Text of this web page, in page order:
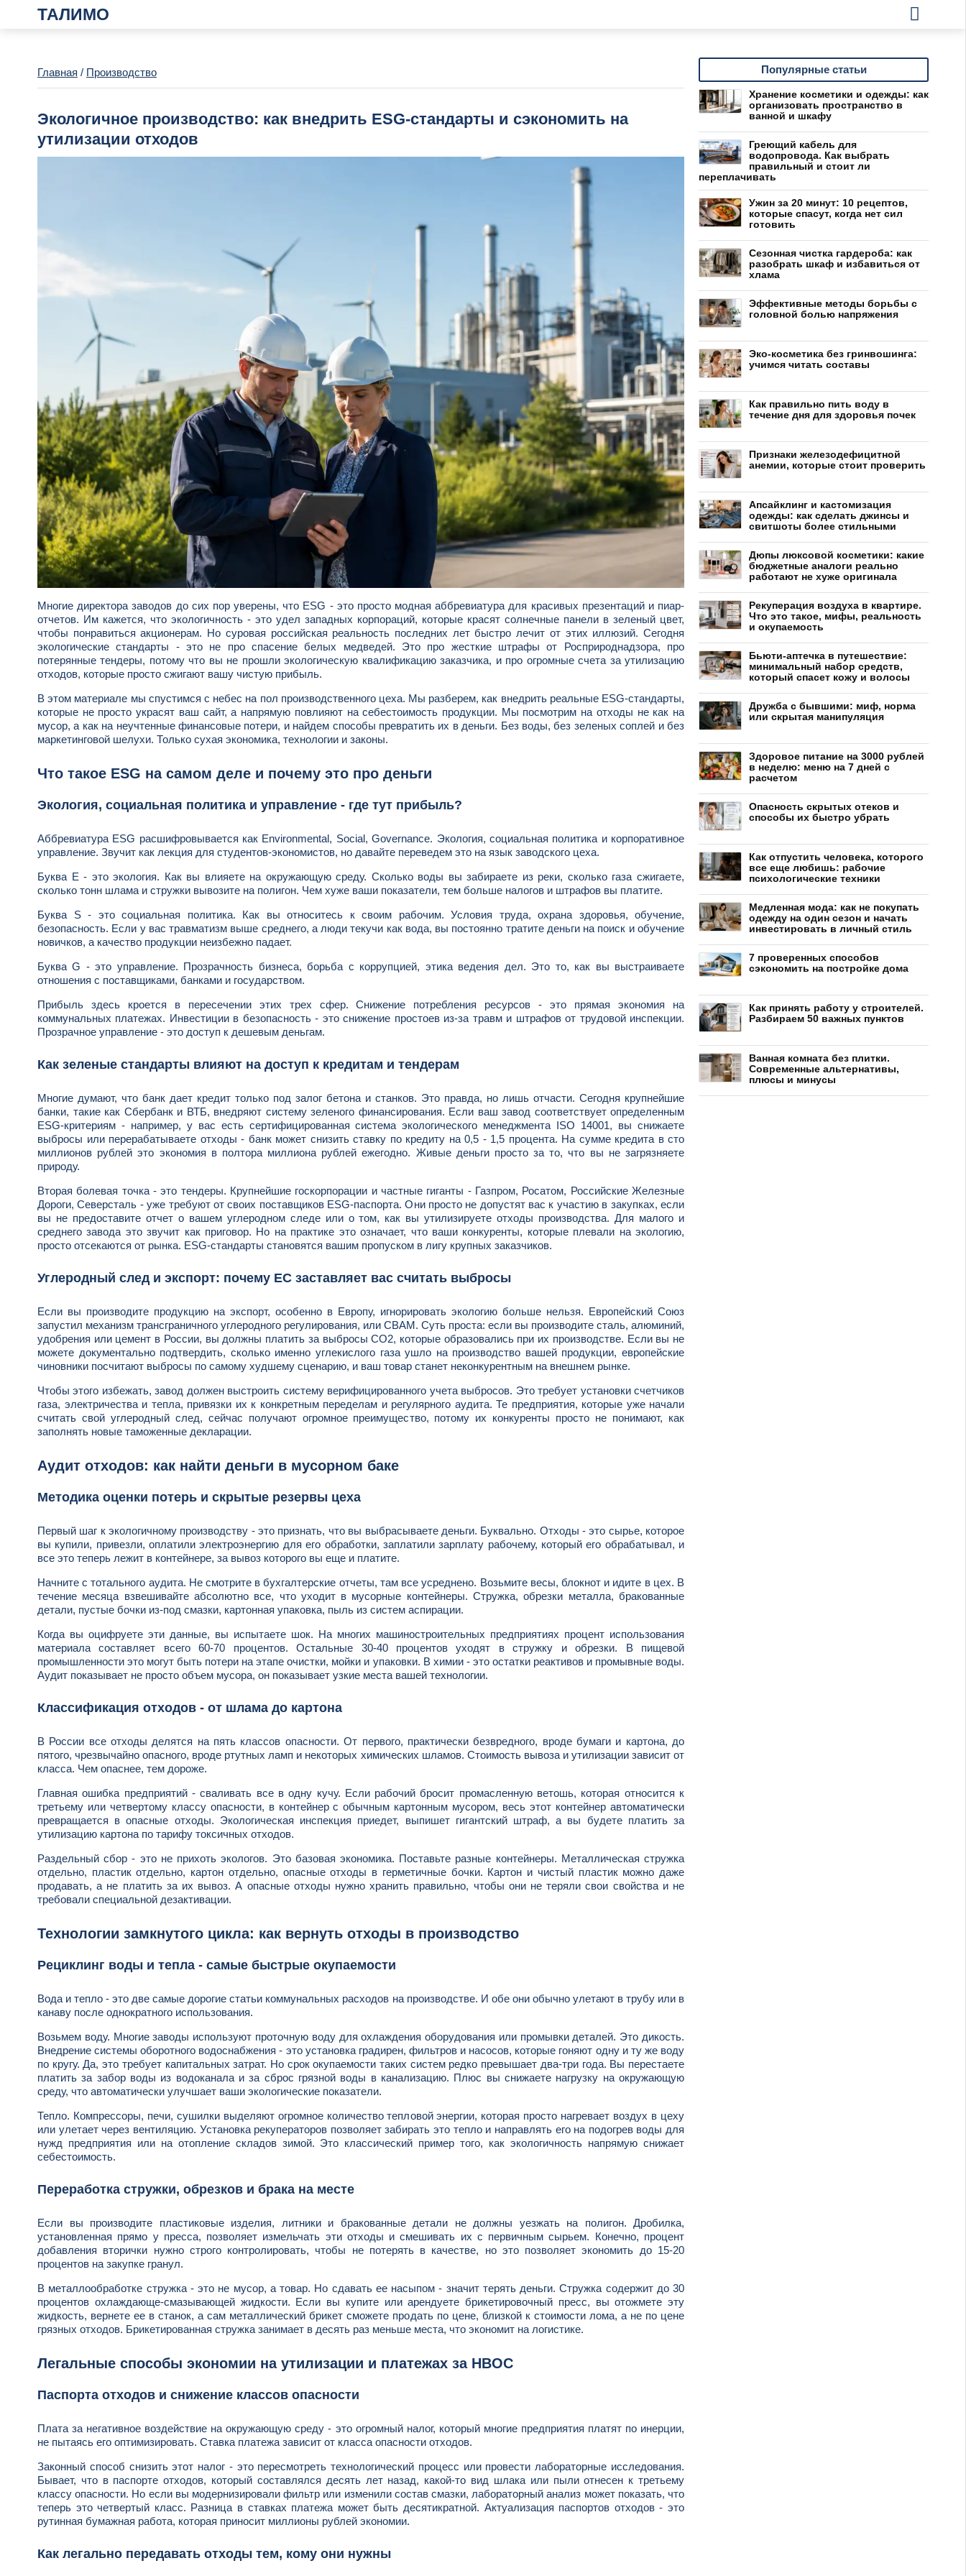
ТАЛИМО
Главная / Производство
Экологичное производство: как внедрить ESG-стандарты и сэкономить на
утилизации отходов
Многие директора заводов до сих пор уверены, что ESG - это просто модная аббревиатура для красивых презентаций и пиар-
отчетов. Им кажется, что экологичность - это удел западных корпораций, которые красят солнечные панели в зеленый цвет,
чтобы понравиться акционерам. Но суровая российская реальность последних лет быстро лечит от этих иллюзий. Сегодня
экологические стандарты - это не про спасение белых медведей. Это про жесткие штрафы от Росприроднадзора, про
потерянные тендеры, потому что вы не прошли экологическую квалификацию заказчика, и про огромные счета за утилизацию
отходов, которые просто сжигают вашу чистую прибыль.
В этом материале мы спустимся с небес на пол производственного цеха. Мы разберем, как внедрить реальные ESG-стандарты,
которые не просто украсят ваш сайт, а напрямую повлияют на себестоимость продукции. Мы посмотрим на отходы не как на
мусор, а как на неучтенные финансовые потери, и найдем способы превратить их в деньги. Без воды, без зеленых соплей и без
маркетинговой шелухи. Только сухая экономика, технологии и законы.
Что такое ESG на самом деле и почему это про деньги
Экология, социальная политика и управление - где тут прибыль?
Аббревиатура ESG расшифровывается как Environmental, Social, Governance. Экология, социальная политика и корпоративное
управление. Звучит как лекция для студентов-экономистов, но давайте переведем это на язык заводского цеха.
Буква E - это экология. Как вы влияете на окружающую среду. Сколько воды вы забираете из реки, сколько газа сжигаете,
сколько тонн шлама и стружки вывозите на полигон. Чем хуже ваши показатели, тем больше налогов и штрафов вы платите.
Буква S - это социальная политика. Как вы относитесь к своим рабочим. Условия труда, охрана здоровья, обучение,
безопасность. Если у вас травматизм выше среднего, а люди текучи как вода, вы постоянно тратите деньги на поиск и обучение
новичков, а качество продукции неизбежно падает.
Буква G - это управление. Прозрачность бизнеса, борьба с коррупцией, этика ведения дел. Это то, как вы выстраиваете
отношения с поставщиками, банками и государством.
Прибыль здесь кроется в пересечении этих трех сфер. Снижение потребления ресурсов - это прямая экономия на
коммунальных платежах. Инвестиции в безопасность - это снижение простоев из-за травм и штрафов от трудовой инспекции.
Прозрачное управление - это доступ к дешевым деньгам.
Как зеленые стандарты влияют на доступ к кредитам и тендерам
Многие думают, что банк дает кредит только под залог бетона и станков. Это правда, но лишь отчасти. Сегодня крупнейшие
банки, такие как Сбербанк и ВТБ, внедряют систему зеленого финансирования. Если ваш завод соответствует определенным
ESG-критериям - например, у вас есть сертифицированная система экологического менеджмента ISO 14001, вы снижаете
выбросы или перерабатываете отходы - банк может снизить ставку по кредиту на 0,5 - 1,5 процента. На сумме кредита в сто
миллионов рублей это экономия в полтора миллиона рублей ежегодно. Живые деньги просто за то, что вы не загрязняете
природу.
Вторая болевая точка - это тендеры. Крупнейшие госкорпорации и частные гиганты - Газпром, Росатом, Российские Железные
Дороги, Северсталь - уже требуют от своих поставщиков ESG-паспорта. Они просто не допустят вас к участию в закупках, если
вы не предоставите отчет о вашем углеродном следе или о том, как вы утилизируете отходы производства. Для малого и
среднего завода это звучит как приговор. Но на практике это означает, что ваши конкуренты, которые плевали на экологию,
просто отсекаются от рынка. ESG-стандарты становятся вашим пропуском в лигу крупных заказчиков.
Углеродный след и экспорт: почему ЕС заставляет вас считать выбросы
Если вы производите продукцию на экспорт, особенно в Европу, игнорировать экологию больше нельзя. Европейский Союз
запустил механизм трансграничного углеродного регулирования, или CBAM. Суть проста: если вы производите сталь, алюминий,
удобрения или цемент в России, вы должны платить за выбросы CO2, которые образовались при их производстве. Если вы не
можете документально подтвердить, сколько именно углекислого газа ушло на производство вашей продукции, европейские
чиновники посчитают выбросы по самому худшему сценарию, и ваш товар станет неконкурентным на внешнем рынке.
Чтобы этого избежать, завод должен выстроить систему верифицированного учета выбросов. Это требует установки счетчиков
газа, электричества и тепла, привязки их к конкретным переделам и регулярного аудита. Те предприятия, которые уже начали
считать свой углеродный след, сейчас получают огромное преимущество, потому их конкуренты просто не понимают, как
заполнять новые таможенные декларации.
Аудит отходов: как найти деньги в мусорном баке
Методика оценки потерь и скрытые резервы цеха
Первый шаг к экологичному производству - это признать, что вы выбрасываете деньги. Буквально. Отходы - это сырье, которое
вы купили, привезли, оплатили электроэнергию для его обработки, заплатили зарплату рабочему, который его обрабатывал, и
все это теперь лежит в контейнере, за вывоз которого вы еще и платите.
Начните с тотального аудита. Не смотрите в бухгалтерские отчеты, там все усреднено. Возьмите весы, блокнот и идите в цех. В
течение месяца взвешивайте абсолютно все, что уходит в мусорные контейнеры. Стружка, обрезки металла, бракованные
детали, пустые бочки из-под смазки, картонная упаковка, пыль из систем аспирации.
Когда вы оцифруете эти данные, вы испытаете шок. На многих машиностроительных предприятиях процент использования
материала составляет всего 60-70 процентов. Остальные 30-40 процентов уходят в стружку и обрезки. В пищевой
промышленности это могут быть потери на этапе очистки, мойки и упаковки. В химии - это остатки реактивов и промывные воды.
Аудит показывает не просто объем мусора, он показывает узкие места вашей технологии.
Классификация отходов - от шлама до картона
В России все отходы делятся на пять классов опасности. От первого, практически безвредного, вроде бумаги и картона, до
пятого, чрезвычайно опасного, вроде ртутных ламп и некоторых химических шламов. Стоимость вывоза и утилизации зависит от
класса. Чем опаснее, тем дороже.
Главная ошибка предприятий - сваливать все в одну кучу. Если рабочий бросит промасленную ветошь, которая относится к
третьему или четвертому классу опасности, в контейнер с обычным картонным мусором, весь этот контейнер автоматически
превращается в опасные отходы. Экологическая инспекция приедет, выпишет гигантский штраф, а вы будете платить за
утилизацию картона по тарифу токсичных отходов.
Раздельный сбор - это не прихоть экологов. Это базовая экономика. Поставьте разные контейнеры. Металлическая стружка
отдельно, пластик отдельно, картон отдельно, опасные отходы в герметичные бочки. Картон и чистый пластик можно даже
продавать, а не платить за их вывоз. А опасные отходы нужно хранить правильно, чтобы они не теряли свои свойства и не
требовали специальной дезактивации.
Технологии замкнутого цикла: как вернуть отходы в производство
Рециклинг воды и тепла - самые быстрые окупаемости
Вода и тепло - это две самые дорогие статьи коммунальных расходов на производстве. И обе они обычно улетают в трубу или в
канаву после однократного использования.
Возьмем воду. Многие заводы используют проточную воду для охлаждения оборудования или промывки деталей. Это дикость.
Внедрение системы оборотного водоснабжения - это установка градирен, фильтров и насосов, которые гоняют одну и ту же воду
по кругу. Да, это требует капитальных затрат. Но срок окупаемости таких систем редко превышает два-три года. Вы перестаете
платить за забор воды из водоканала и за сброс грязной воды в канализацию. Плюс вы снижаете нагрузку на окружающую
среду, что автоматически улучшает ваши экологические показатели.
Тепло. Компрессоры, печи, сушилки выделяют огромное количество тепловой энергии, которая просто нагревает воздух в цеху
или улетает через вентиляцию. Установка рекуператоров позволяет забирать это тепло и направлять его на подогрев воды для
нужд предприятия или на отопление складов зимой. Это классический пример того, как экологичность напрямую снижает
себестоимость.
Переработка стружки, обрезков и брака на месте
Если вы производите пластиковые изделия, литники и бракованные детали не должны уезжать на полигон. Дробилка,
установленная прямо у пресса, позволяет измельчать эти отходы и смешивать их с первичным сырьем. Конечно, процент
добавления вторички нужно строго контролировать, чтобы не потерять в качестве, но это позволяет экономить до 15-20
процентов на закупке гранул.
В металлообработке стружка - это не мусор, а товар. Но сдавать ее насыпом - значит терять деньги. Стружка содержит до 30
процентов охлаждающе-смазывающей жидкости. Если вы купите или арендуете брикетировочный пресс, вы отожмете эту
жидкость, вернете ее в станок, а сам металлический брикет сможете продать по цене, близкой к стоимости лома, а не по цене
грязных отходов. Брикетированная стружка занимает в десять раз меньше места, что экономит на логистике.
Легальные способы экономии на утилизации и платежах за НВОС
Паспорта отходов и снижение классов опасности
Плата за негативное воздействие на окружающую среду - это огромный налог, который многие предприятия платят по инерции,
не пытаясь его оптимизировать. Ставка платежа зависит от класса опасности отходов.
Законный способ снизить этот налог - это пересмотреть технологический процесс или провести лабораторные исследования.
Бывает, что в паспорте отходов, который составлялся десять лет назад, какой-то вид шлака или пыли отнесен к третьему
классу опасности. Но если вы модернизировали фильтр или изменили состав смазки, лабораторный анализ может показать, что
теперь это четвертый класс. Разница в ставках платежа может быть десятикратной. Актуализация паспортов отходов - это
рутинная бумажная работа, которая приносит миллионы рублей экономии.
Как легально передавать отходы тем, кому они нужны
Популярные статьи
Хранение косметики и одежды: как
организовать пространство в
ванной и шкафу
Греющий кабель для
водопровода. Как выбрать
правильный и стоит ли
переплачивать
Ужин за 20 минут: 10 рецептов,
которые спасут, когда нет сил
готовить
Сезонная чистка гардероба: как
разобрать шкаф и избавиться от
хлама
Эффективные методы борьбы с
головной болью напряжения
Эко-косметика без гринвошинга:
учимся читать составы
Как правильно пить воду в
течение дня для здоровья почек
Признаки железодефицитной
анемии, которые стоит проверить
Апсайклинг и кастомизация
одежды: как сделать джинсы и
свитшоты более стильными
Дюпы люксовой косметики: какие
бюджетные аналоги реально
работают не хуже оригинала
Рекуперация воздуха в квартире.
Что это такое, мифы, реальность
и окупаемость
Бьюти-аптечка в путешествие:
минимальный набор средств,
который спасет кожу и волосы
Дружба с бывшими: миф, норма
или скрытая манипуляция
Здоровое питание на 3000 рублей
в неделю: меню на 7 дней с
расчетом
Опасность скрытых отеков и
способы их быстро убрать
Как отпустить человека, которого
все еще любишь: рабочие
психологические техники
Медленная мода: как не покупать
одежду на один сезон и начать
инвестировать в личный стиль
7 проверенных способов
сэкономить на постройке дома
Как принять работу у строителей.
Разбираем 50 важных пунктов
Ванная комната без плитки.
Современные альтернативы,
плюсы и минусы